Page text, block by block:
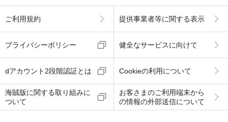
ご利用規約 提供事業者等に関する表示
プライバシーポリシー 健全なサービスに向けて
dアカウント2段階認証とは Cookieの利用について
海賊版に関する取り組みに
ついて
お客さまのご利用端末から
の情報の外部送信について